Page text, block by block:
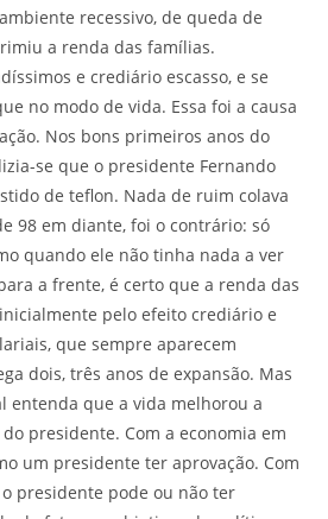
recessivo, de queda de
a renda das famílias.
e crediário escasso, e se
no modo de vida. Essa foi a causa
Nos bons primeiros anos do
se que o presidente Fernando
de teflon. Nada de ruim colava
98 em diante, foi o contrário: só
quando ele não tinha nada a ver
a frente, é certo que a renda das
pelo efeito crediário e
que sempre aparecem
dois, três anos de expansão. Mas
entenda que a vida melhorou a
presidente. Com a economia em
um presidente ter aprovação. Com
presidente pode ou não ter